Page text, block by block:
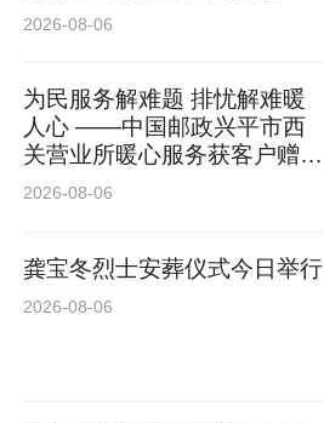
2026-08-06
为民服务解难题 排忧解难暖
人心 ——中国邮政兴平市西
关营业所暖心服务获客户赠送
锦旗
2026-08-06
龚宝冬烈士安葬仪式今日举行
2026-08-06